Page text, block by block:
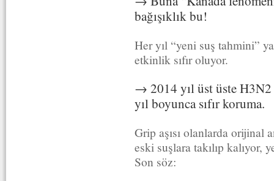
bağışıklık bu!
Her yıl “yeni suş tahmini”
etkinlik sıfır oluyor.
→ 2014 yıl üst üste
yıl boyunca sıfır koruma.
Grip aşısı olanlarda
eski suşlara takılıp kalıyor,
Son söz: